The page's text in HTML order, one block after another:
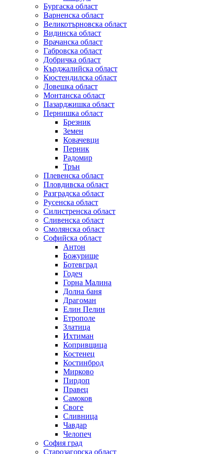
Бургаска област
Варненска област
Великотърновска област
Видинска област
Врачанска област
Габровска област
Добричка област
Кърджалийска област
Кюстендилска област
Ловешка област
Монтанска област
Пазарджишка област
Пернишка област
Брезник
Земен
Ковачевци
Перник
Радомир
Трън
Плевенска област
Пловдивска област
Разградска област
Русенска област
Силистренска област
Сливенска област
Смолянска област
Софийска област
Антон
Божурище
Ботевград
Годеч
Горна Малина
Долна баня
Драгоман
Елин Пелин
Етрополе
Златица
Ихтиман
Копривщица
Костенец
Костинброд
Мирково
Пирдоп
Правец
Самоков
Своге
Сливница
Чавдар
Челопеч
София град
Старозагорска област